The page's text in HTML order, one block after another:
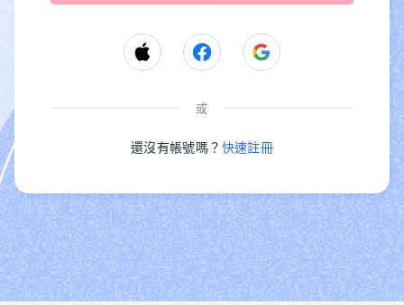
或
還沒有帳號嗎？ 快速註冊